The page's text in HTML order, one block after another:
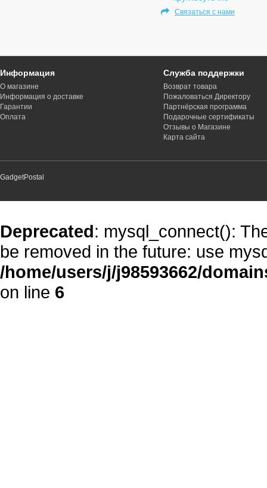
Связаться с нами
Информация
О магазине
Информация о доставке
Гарантии
Оплата
Служба поддержки
Возврат товара
Пожаловаться Директору
Партнёрская программа
Подарочные сертификаты
Отзывы о Магазине
Карта сайта
GadgetPostal
Deprecated: mysql_connect():
be removed in the future: use
/home/users/j/j98593662/
on line 6